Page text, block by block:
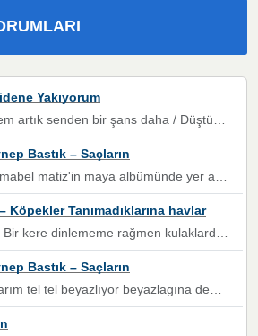
Yakıyorum
daha / Düştüğün zaman ben olmayacağım yanında” dizeleri, artık geçmişin tekrarına izin verilmeyeceğini, kişisel sınırların çizildiğini gösteriyor.
Bastık – Saçların
mabel matiz'in maya albümünde yer alan güzellerden. parça da şarkı hani! müzikal altyapısına vurulduğum, sözlerinde kaybolduğum bir parça olmuş.
Köpekler Tanımadıklarına havlar
Bir kere dinlememe rağmen kulaklardan gitmiyor sen sen sen sen kurban ol sen sen sen sen hayran ol yükses ses müzik dinleme sebebisiniz canlar bomba gibi patladınız maşallah
Bastık – Saçların
degil yanımda sen yoksun ona üzülüyorum günler bir bir geçiyor geçen günlere değil sensiz geçen günlere darılıyorum,Dinledikce asla kavusamayacagim ama asla unutamicagim sevdiğim adam için yanar içim